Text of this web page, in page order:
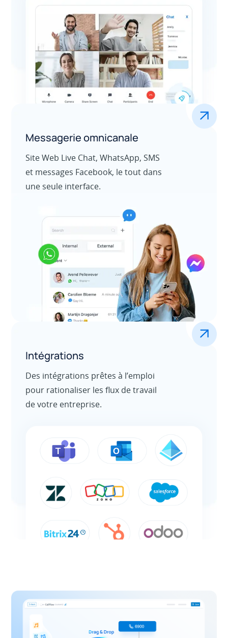
En savoir plus
Centre d’appels sortants
Messagerie omnicanale
Site Web Live Chat, WhatsApp, SMS
et messages Facebook, le tout dans
une seule interface.
.
Intégrations
Des intégrations prêtes à l’emploi
pour rationaliser les flux de travail
de votre entreprise.
.